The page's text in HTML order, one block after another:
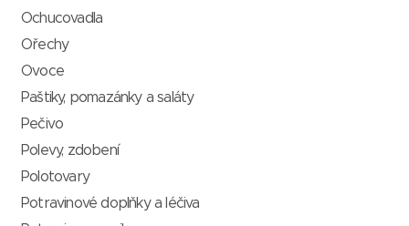
Ochucovadla
Ořechy
Ovoce
Paštiky, pomazánky a saláty
Pečivo
Polevy, zdobení
Polotovary
Potravinové doplňky a léčiva